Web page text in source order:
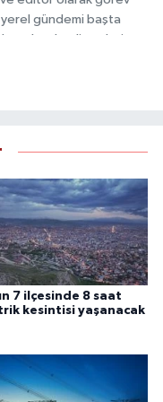
gündemi başta
ve ulusal gelişmeleri
edindiği bilgilerle
etik ilkeler
7 ilçesinde 8 saat
kesintisi yaşanacak